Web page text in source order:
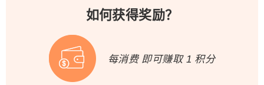
如何获得奖励？
每消费 即可赚取 1 积分